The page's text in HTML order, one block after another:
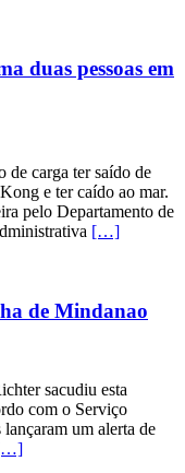
duas pessoas em
de carga ter saído de
e ter caído ao mar.
pelo Departamento de
[…]
de Mindanao
sacudiu esta
com o Serviço
um alerta de